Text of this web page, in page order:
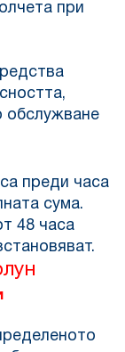
при
обслужване
преди часа
сума.
48 часа